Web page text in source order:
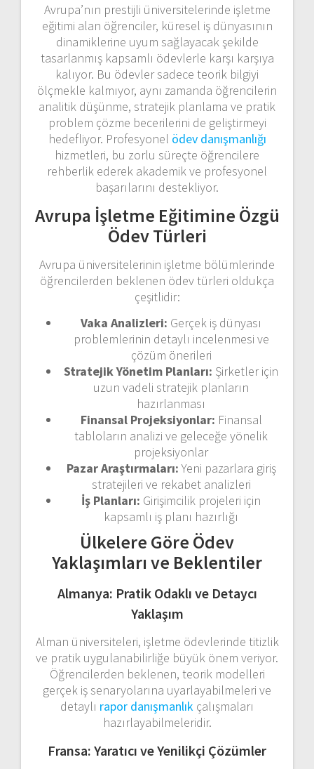
Avrupa’nın prestijli üniversitelerinde işletme
eğitimi alan öğrenciler, küresel iş dünyasının
dinamiklerine uyum sağlayacak şekilde
tasarlanmış kapsamlı ödevlerle karşı karşıya
kalıyor. Bu ödevler sadece teorik bilgiyi
ölçmekle kalmıyor, aynı zamanda öğrencilerin
analitik düşünme, stratejik planlama ve pratik
problem çözme becerilerini de geliştirmeyi
hedefliyor. Profesyonel ödev danışmanlığı
hizmetleri, bu zorlu süreçte öğrencilere
rehberlik ederek akademik ve profesyonel
başarılarını destekliyor.
Avrupa İşletme Eğitimine Özgü
Ödev Türleri
Avrupa üniversitelerinin işletme bölümlerinde
öğrencilerden beklenen ödev türleri oldukça
çeşitlidir:
Vaka Analizleri: Gerçek iş dünyası
problemlerinin detaylı incelenmesi ve
çözüm önerileri
Stratejik Yönetim Planları: Şirketler için
uzun vadeli stratejik planların
hazırlanması
Finansal Projeksiyonlar: Finansal
tabloların analizi ve geleceğe yönelik
projeksiyonlar
Pazar Araştırmaları:Yeni pazarlara giriş
stratejileri ve rekabet analizleri
İş Planları: Girişimcilik projeleri için
kapsamlı iş planı hazırlığı
Ülkelere Göre Ödev
Yaklaşımları ve Beklentiler
Almanya: Pratik Odaklı ve Detaycı
Yaklaşım
Alman üniversiteleri, işletme ödevlerinde titizlik
ve pratik uygulanabilirliğe büyük önem veriyor.
Öğrencilerden beklenen, teorik modelleri
gerçek iş senaryolarına uyarlayabilmeleri ve
detaylı rapor danışmanlık çalışmaları
hazırlayabilmeleridir.
Fransa: Yaratıcı ve Yenilikçi Çözümler